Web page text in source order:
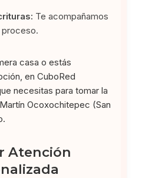
Te acompañamos
proceso.
casa o estás
en CuboRed
necesitas para tomar la
Ocoxochitepec (San
Atención